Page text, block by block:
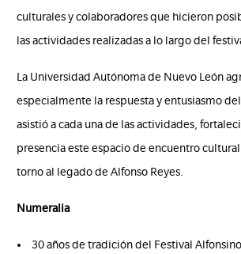
culturales y colaboradores que hicieron
las actividades realizadas a lo largo del
La Universidad Autónoma de Nuevo León
especialmente la respuesta y entusiasmo
asistió a cada una de las actividades,
presencia este espacio de encuentro
torno al legado de Alfonso Reyes.
Numeralia
30 años de tradición del Festival Alfonsino.